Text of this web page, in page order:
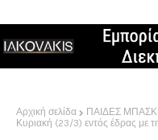
Αρχική σελίδα ΠΑΙΔΕΣ
Κυριακή (23/3) εντός έδρας με